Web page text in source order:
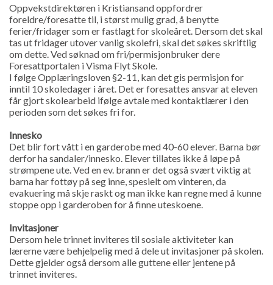
Oppvekstdirektøren i Kristiansand oppfordrer
foreldre/foresatte til, i størst mulig grad, å benytte
ferier/fridager som er fastlagt for skoleåret. Dersom det skal
tas ut fridager utover vanlig skolefri, skal det søkes skriftlig
om dette. Ved søknad om fri/permisjonbruker dere
Foresattportalen i Visma Flyt Skole.
I følge Opplæringsloven §2-11, kan det gis permisjon for
inntil 10 skoledager i året. Det er foresattes ansvar at eleven
får gjort skolearbeid ifølge avtale med kontaktlærer i den
perioden som det søkes fri for.
Innesko
Det blir fort vått i en garderobe med 40-60 elever. Barna bør
derfor ha sandaler/innesko. Elever tillates ikke å løpe på
strømpene ute. Ved en ev. brann er det også svært viktig at
barna har fottøy på seg inne, spesielt om vinteren, da
evakuering må skje raskt og man ikke kan regne med å kunne
stoppe opp i garderoben for å finne uteskoene.
Invitasjoner
Dersom hele trinnet inviteres til sosiale aktiviteter kan
lærerne være behjelpelig med å dele ut invitasjoner på skolen.
Dette gjelder også dersom alle guttene eller jentene på
trinnet inviteres.